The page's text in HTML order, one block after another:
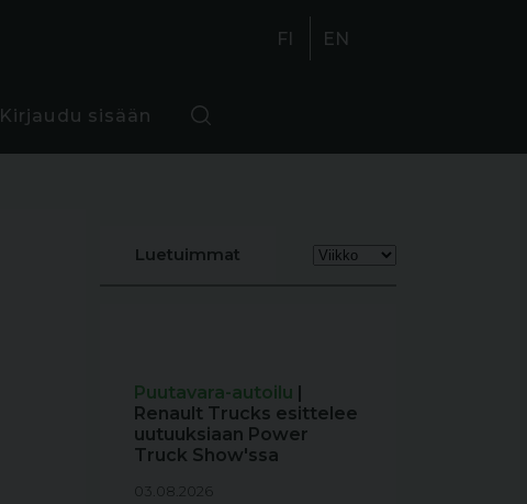
FI EN
Kirjaudu sisään
Luetuimmat
Puutavara-autoilu |
Renault Trucks esittelee
uutuuksiaan Power
Truck Show'ssa
03.08.2026